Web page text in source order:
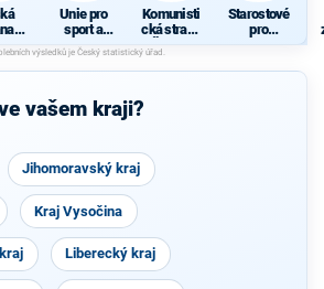
Unie pro
sport a
zdraví
Komunisti
cká strana
Čech a
Moravy
Starostové
pro
Liberecký
vašem kraji?
Jihomoravský kraj
Kraj Vysočina
Liberecký kraj